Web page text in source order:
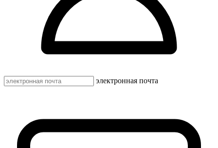
электронная почта